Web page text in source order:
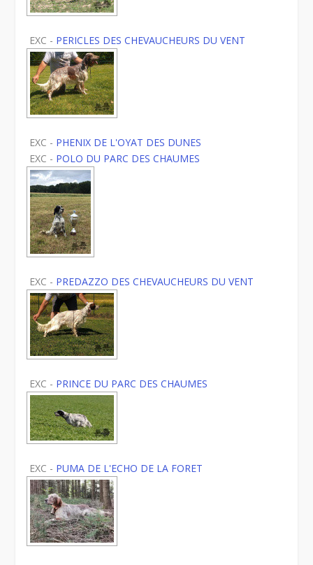
EXC - PERICLES DES CHEVAUCHEURS DU VENT
EXC - PHENIX DE L'OYAT DES DUNES
EXC - POLO DU PARC DES CHAUMES
EXC - PREDAZZO DES CHEVAUCHEURS DU VENT
EXC - PRINCE DU PARC DES CHAUMES
EXC - PUMA DE L'ECHO DE LA FORET